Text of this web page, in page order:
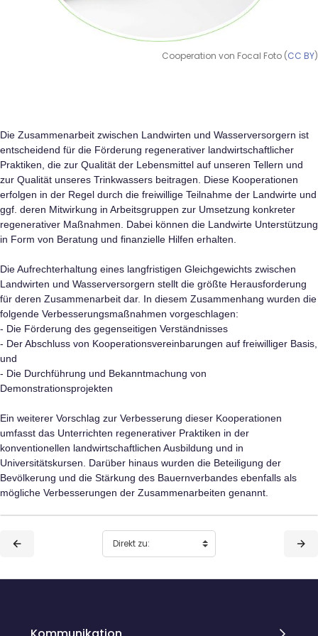
Cooperation von Focal Foto (CC BY)
Die Zusammenarbeit zwischen Landwirten und Wasserversorgern ist
entscheidend für die Förderung regenerativer landwirtschaftlicher
Praktiken, die zur Qualität der Lebensmittel auf unseren Tellern und
zur Qualität unseres Trinkwassers beitragen. Diese Kooperationen
erfolgen in der Regel durch die freiwillige Teilnahme der Landwirte und
ggf. deren Mitwirkung in Arbeitsgruppen zur Umsetzung konkreter
regenerativer Maßnahmen. Dabei können die Landwirte Unterstützung
in Form von Beratung und finanzielle Hilfen erhalten.
Die Aufrechterhaltung eines langfristigen Gleichgewichts zwischen
Landwirten und Wasserversorgern stellt die größte Herausforderung
für deren Zusammenarbeit dar. In diesem Zusammenhang wurden die
folgende Verbesserungsmaßnahmen vorgeschlagen:
- Die Förderung des gegenseitigen Verständnisses
- Der Abschluss von Kooperationsvereinbarungen auf freiwilliger Basis,
und
- Die Durchführung und Bekanntmachung von
Demonstrationsprojekten
Ein weiterer Vorschlag zur Verbesserung dieser Kooperationen
umfasst das Unterrichten regenerativer Praktiken in der
konventionellen landwirtschaftlichen Ausbildung und in
Universitätskursen. Darüber hinaus wurden die Beteiligung der
Bevölkerung und die Stärkung des Bauernverbandes ebenfalls als
mögliche Verbesserungen der Zusammenarbeiten genannt.